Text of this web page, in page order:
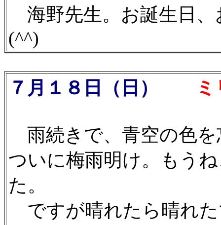
海野先生。お誕生日、
(^^)
７月１８日（日） ミ
雨続きで、青空の色
ついに梅雨明け。もう
た。
ですが晴れたら晴れ